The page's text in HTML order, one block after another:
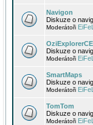
Navigon
Diskuze o
Moderátoři
OziExplorerCE
Diskuze o
Moderátoři
SmartMaps
Diskuze o
Moderátoři
TomTom
Diskuze o
Moderátoři